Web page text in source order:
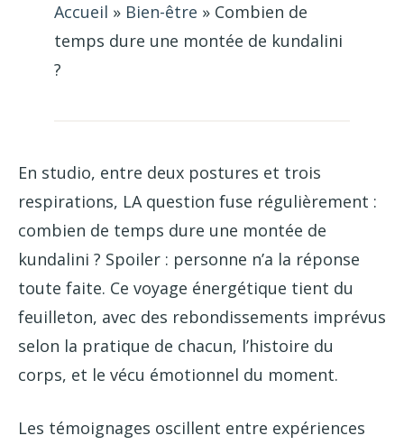
Accueil » Bien-être » Combien de
temps dure une montée de kundalini
?
En studio, entre deux postures et trois
respirations, LA question fuse régulièrement :
combien de temps dure une montée de
kundalini ? Spoiler : personne n’a la réponse
toute faite. Ce voyage énergétique tient du
feuilleton, avec des rebondissements imprévus
selon la pratique de chacun, l’histoire du
corps, et le vécu émotionnel du moment.
Les témoignages oscillent entre expériences